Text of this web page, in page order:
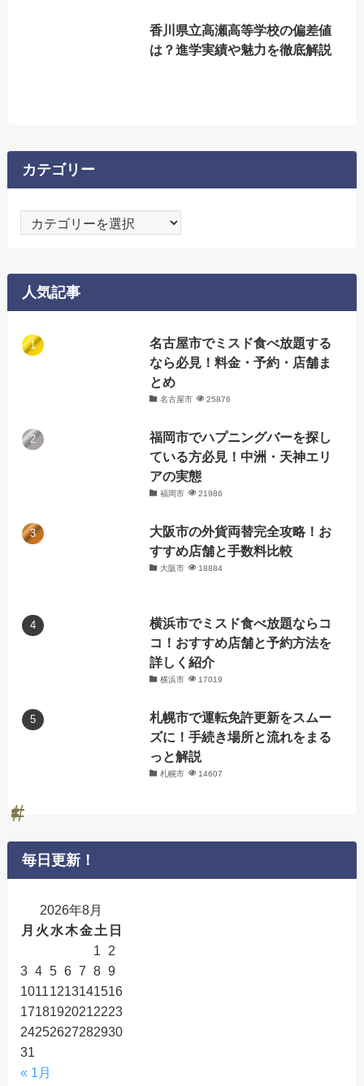
香川県立高瀬高等学校の偏差値
は？進学実績や魅力を徹底解説
カテゴリー
テ
ー
人気記事
名古屋市でミスド食べ放題する
なら必見！料金・予約・店舗ま
とめ
名古屋市 25876
福岡市でハプニングバーを探し
ている方必見！中洲・天神エリ
アの実態
福岡市 21986
大阪市の外貨両替完全攻略！お
すすめ店舗と手数料比較
大阪市 18884
横浜市でミスド食べ放題ならコ
コ！おすすめ店舗と予約方法を
詳しく紹介
横浜市 17019
札幌市で運転免許更新をスムー
ズに！手続き場所と流れをまる
っと解説
札幌市 14607
毎日更新！
2026年8月
月 火 水木金土 日
1
2
3 4 5 6 7 8 9
10111213141516
17181920212223
24252627282930
31
« 1月